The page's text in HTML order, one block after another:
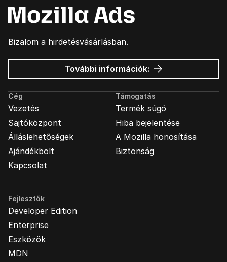
Bizalom a hirdetésvásárlásban.
További információk: Mozilla
hirdetések
Cég
Vezetés
Sajtóközpont
Álláslehetőségek
Ajándékbolt
Kapcsolat
Támogatás
Termék súgó
Hiba bejelentése
A Mozilla honosítása
Biztonság
Fejlesztők
Developer Edition
Enterprise
Eszközök
MDN